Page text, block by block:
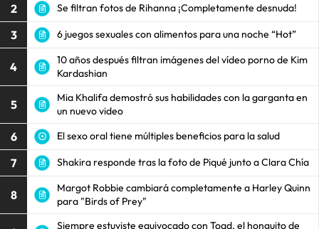
2 Se filtran fotos de Rihanna ¡Completamente desnuda!
3 6 juegos sexuales con alimentos para una noche “Hot”
4
10 años después filtran imágenes del vídeo porno de Kim
Kardashian
5
Mia Khalifa demostró sus habilidades con la garganta en
un nuevo video
6 El sexo oral tiene múltiples beneficios para la salud
7 Shakira responde tras la foto de Piqué junto a Clara Chía
8
Margot Robbie cambiará completamente a Harley Quinn
para "Birds of Prey"
Siempre estuviste equivocado con Toad, el honguito de